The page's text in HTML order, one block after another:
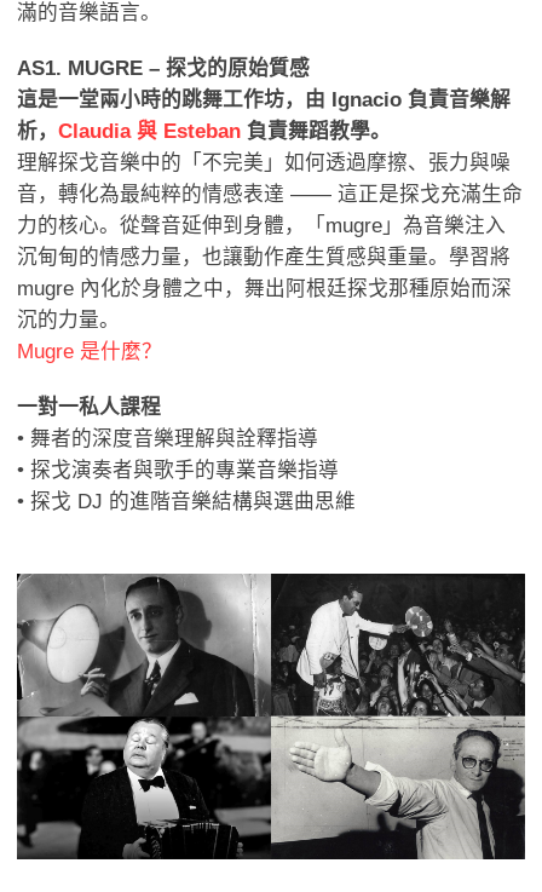
滿的音樂語言。
AS1. MUGRE – 探戈的原始質感
這是一堂兩小時的跳舞工作坊，由 Ignacio 負責音樂解
析， Claudia 與 Esteban 負責舞蹈教學。
理解探戈音樂中的「不完美」如何透過摩擦、張力與噪
音，轉化為最純粹的情感表達 —— 這正是探戈充滿生命
力的核心。從聲音延伸到身體，「mugre」為音樂注入
沉甸甸的情感力量，也讓動作產生質感與重量。學習將
mugre 內化於身體之中，舞出阿根廷探戈那種原始而深
沉的力量。
Mugre 是什麼？
一對一私人課程
• 舞者的深度音樂理解與詮釋指導
• 探戈演奏者與歌手的專業音樂指導
• 探戈 DJ 的進階音樂結構與選曲思維